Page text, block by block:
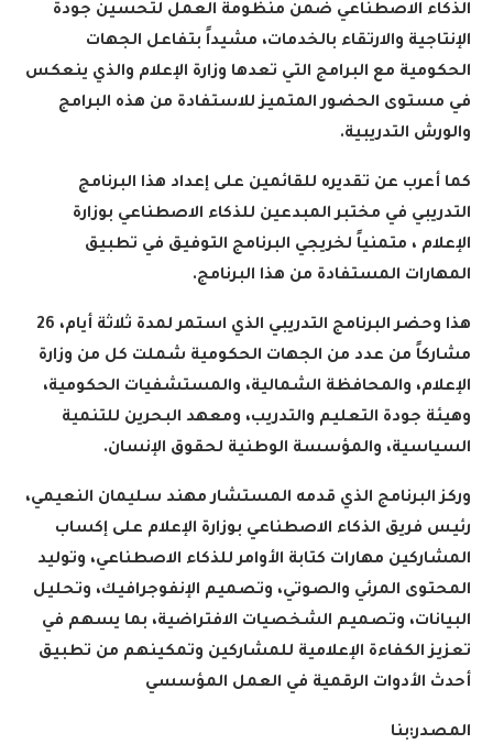
الذكاء الاصطناعي ضمن منظومة العمل لتحسين جودة
الإنتاجية والارتقاء بالخدمات، مشيداً بتفاعل الجهات
الحكومية مع البرامج التي تعدها وزارة الإعلام والذي ينعكس
في مستوى الحضور المتميز للاستفادة من هذه البرامج
والورش التدريبية.
كما أعرب عن تقديره للقائمين على إعداد هذا البرنامج
التدريبي في مختبر المبدعين للذكاء الاصطناعي بوزارة
الإعلام ، متمنياً لخريجي البرنامج التوفيق في تطبيق
المهارات المستفادة من هذا البرنامج.
هذا وحضر البرنامج التدريبي الذي استمر لمدة ثلاثة أيام، 26
مشاركاً من عدد من الجهات الحكومية شملت كل من وزارة
الإعلام، والمحافظة الشمالية، والمستشفيات الحكومية،
وهيئة جودة التعليم والتدريب، ومعهد البحرين للتنمية
السياسية، والمؤسسة الوطنية لحقوق الإنسان.
وركز البرنامج الذي قدمه المستشار مهند سليمان النعيمي،
رئيس فريق الذكاء الاصطناعي بوزارة الإعلام على إكساب
المشاركين مهارات كتابة الأوامر للذكاء الاصطناعي، وتوليد
المحتوى المرئي والصوتي، وتصميم الإنفوجرافيك، وتحليل
البيانات، وتصميم الشخصيات الافتراضية، بما يسهم في
تعزيز الكفاءة الإعلامية للمشاركين وتمكينهم من تطبيق
أحدث الأدوات الرقمية في العمل المؤسسي
المصدر:بنا